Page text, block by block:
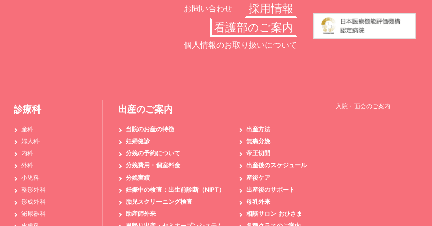
お問い合わせ
採用情報
看護部のご案内
個人情報のお取り扱いについて
診療科
産科
婦人科
内科
外科
小児科
整形外科
形成外科
泌尿器科
出産のご案内
当院のお産の特徴
妊婦健診
分娩の予約について
分娩費用・個室料金
分娩実績
妊娠中の検査：出生前診断（NIPT）
胎児スクリーニング検査
助産師外来
出産方法
無痛分娩
帝王切開
出産後のスケジュール
産後ケア
出産後のサポート
母乳外来
相談サロン おひさま
入院・面会のご案内